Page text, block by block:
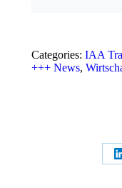
Categories: IAA
+++ News,